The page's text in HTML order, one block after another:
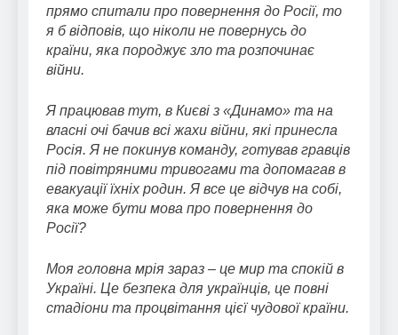
прямо спитали про повернення до Росії, то
я б відповів, що ніколи не повернусь до
країни, яка породжує зло та розпочинає
війни.
Я працював тут, в Києві з «Динамо» та на
власні очі бачив всі жахи війни, які принесла
Росія. Я не покинув команду, готував гравців
під повітряними тривогами та допомагав в
евакуації їхніх родин. Я все це відчув на собі,
яка може бути мова про повернення до
Росії?
Моя головна мрія зараз – це мир та спокій в
Україні. Це безпека для українців, це повні
стадіони та процвітання цієї чудової країни.